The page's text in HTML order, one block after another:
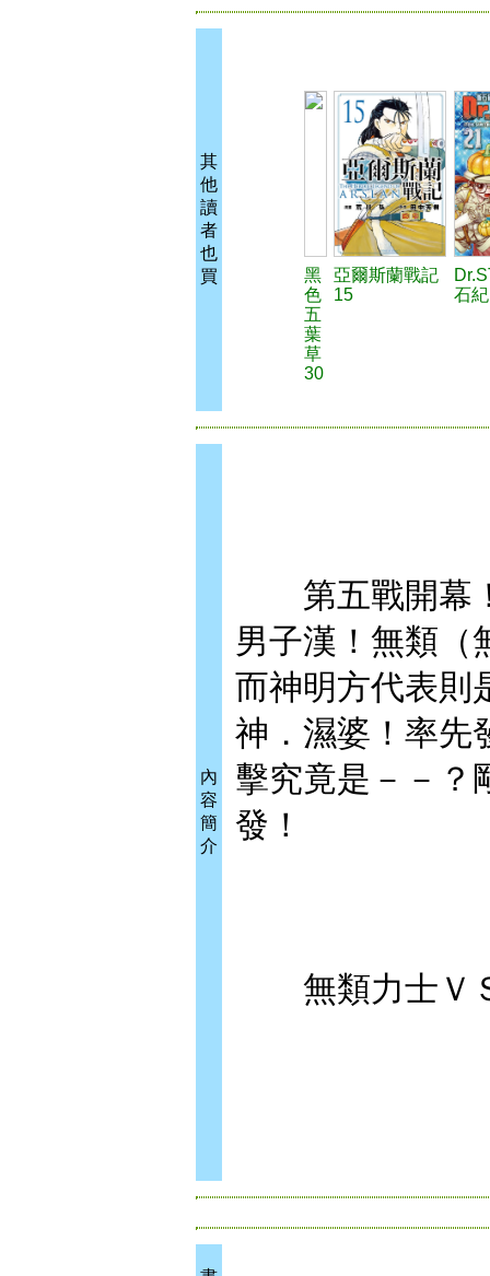
其
他
讀
者
也
買
黑
色
五
葉
草
30
亞爾斯蘭戰記
15
石
內
容
簡
介
第五戰開幕！
男子漢！無類（
而神明方代表則
神．濕婆！率先
擊究竟是－－？
發！
無類力士Ｖ